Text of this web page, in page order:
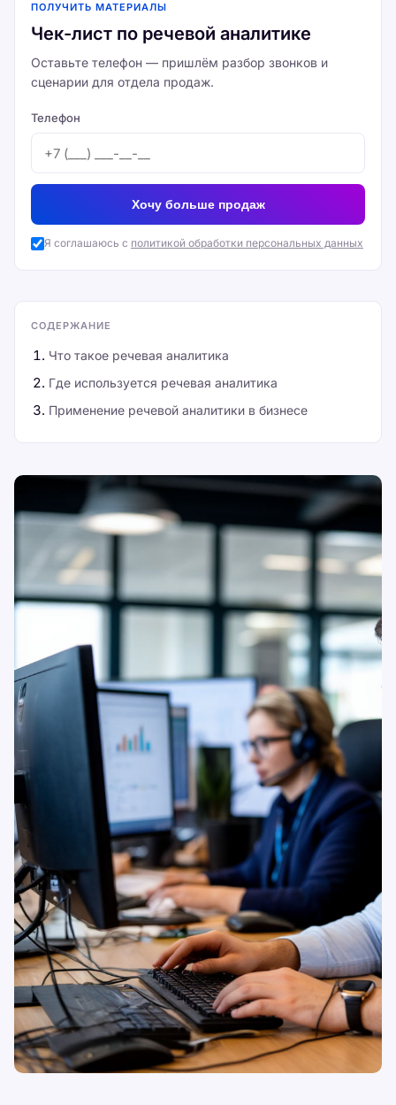
ПОЛУЧИТЬ МАТЕРИАЛЫ
Чек-лист по речевой аналитике
Оставьте телефон — пришлём разбор звонков и
сценарии для отдела продаж.
Телефон
Хочу больше продаж
Я соглашаюсь с политикой обработки персональных данных
СОДЕРЖАНИЕ
Что такое речевая аналитика
Где используется речевая аналитика
Применение речевой аналитики в бизнесе